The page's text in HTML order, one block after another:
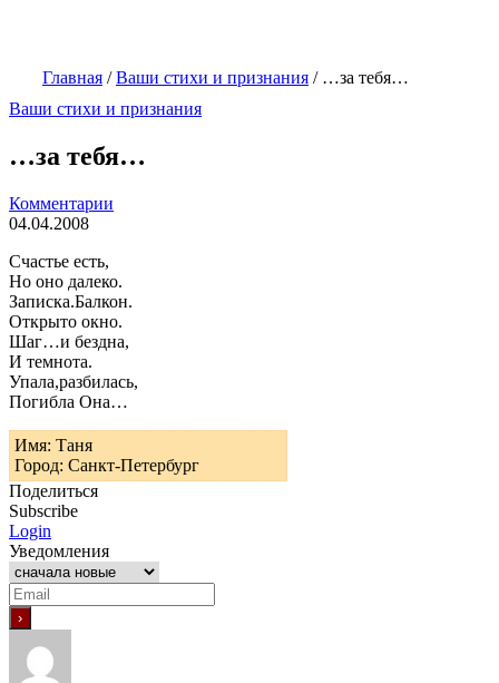
Главная /Ваши стихи и признания / …за тебя…
Ваши стихи и признания
…за тебя…
Комментарии
04.04.2008
Счастье есть,
Но оно далеко.
Записка.Балкон.
Открыто окно.
Шаг…и бездна,
И темнота.
Упала,разбилась,
Погибла Она…
Имя: Таня
Город: Санкт-Петербург
Поделиться
Subscribe
Login
Уведомления